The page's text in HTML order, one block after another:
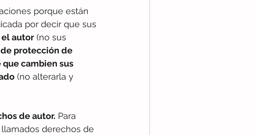
porque están
por decir que sus
autor (no sus
protección de
que cambien sus
(no alterarla y
de autor. Para
derechos de